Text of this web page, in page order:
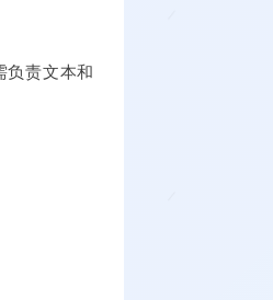
负责文本和